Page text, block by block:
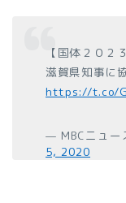
【国体２０
滋賀県知事に
https://t.co/
— MBCニュ
5, 2020